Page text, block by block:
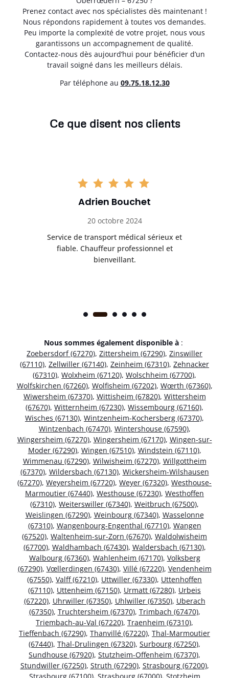
Prenez contact avec nos spécialistes dès maintenant !
Nous répondons rapidement à toutes vos demandes.
Peu importe la complexité de votre projet, nous vous
garantissons un accompagnement de qualité.
Contactez-nous dès aujourd’hui pour bénéficier d’un
travail soigné dans les meilleurs délais.
Par téléphone au 09.75.18.12.30
Ce que disent nos clients
Adrien Bouchet
20 octobre 2024
Service de transport médical sérieux et
fiable. Chauffeur professionnel et
bienveillant.
Nous sommes également disponible à :
Zoebersdorf (67270), Zittersheim (67290), Zinswiller
(67110), Zellwiller (67140), Zeinheim (67310), Zehnacker
(67310), Wolxheim (67120), Wolschheim (67700),
Wolfskirchen (67260), Wolfisheim (67202), Wœrth (67360),
Wiwersheim (67370), Wittisheim (67820), Wittersheim
(67670), Witternheim (67230), Wissembourg (67160),
Wisches (67130), Wintzenheim-Kochersberg (67370),
Wintzenbach (67470), Wintershouse (67590),
Wingersheim (67270), Wingersheim (67170), Wingen-sur-
Moder (67290), Wingen (67510), Windstein (67110),
Wimmenau (67290), Wilwisheim (67270), Willgottheim
(67370), Wildersbach (67130), Wickersheim-Wilshausen
(67270), Weyersheim (67720), Weyer (67320), Westhouse-
Marmoutier (67440), Westhouse (67230), Westhoffen
(67310), Weiterswiller (67340), Weitbruch (67500),
Weislingen (67290), Weinbourg (67340), Wasselonne
(67310), Wangenbourg-Engenthal (67710), Wangen
(67520), Waltenheim-sur-Zorn (67670), Waldolwisheim
(67700), Waldhambach (67430), Waldersbach (67130),
Walbourg (67360), Wahlenheim (67170), Volksberg
(67290), Vœllerdingen (67430), Villé (67220), Vendenheim
(67550), Valff (67210), Uttwiller (67330), Uttenhoffen
(67110), Uttenheim (67150), Urmatt (67280), Urbeis
(67220), Uhrwiller (67350), Uhlwiller (67350), Uberach
(67350), Truchtersheim (67370), Trimbach (67470),
Triembach-au-Val (67220), Traenheim (67310),
Tieffenbach (67290), Thanvillé (67220), Thal-Marmoutier
(67440), Thal-Drulingen (67320), Surbourg (67250),
Sundhouse (67920), Stutzheim-Offenheim (67370),
Stundwiller (67250), Struth (67290), Strasbourg (67200),